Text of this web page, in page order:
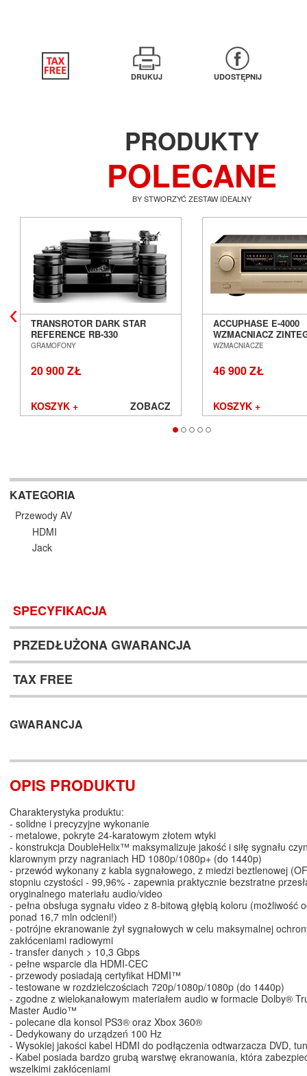
DRUKUJ UDOSTĘPNIJ
PRODUKTY
POLECANE
BY STWORZYĆ ZESTAW IDEALNY
TRANSROTOR DARK STAR
REFERENCE RB-330
GRAMOFON ANALOGOWY
GRAMOFONY
20 900 ZŁ
KOSZYK + ZOBACZ
ACCUPHASE E-4000
WZMACNIACZ
SALON POZNAŃ
WZMACNIACZE
46 900 ZŁ
KOSZYK +
KATEGORIA
Przewody AV
HDMI
Jack
SPECYFIKACJA
PRZEDŁUŻONA GWARANCJA
TAX FREE
GWARANCJA
OPIS PRODUKTU
Charakterystyka produktu:
- solidne i precyzyjne wykonanie
- metalowe, pokryte 24-karatowym złotem wtyki
- konstrukcja DoubleHelix™ maksymalizuje jakość i siłę sygnału
klarownym przy nagraniach HD 1080p/1080p+ (do 1440p)
- przewód wykonany z kabla sygnałowego, z miedzi beztlenowej
stopniu czystości - 99,96% - zapewnia praktycznie bezstratne
oryginalnego materiału audio/video
- pełna obsługa sygnału video z 8-bitową głębią koloru (możliwość
ponad 16,7 mln odcieni!)
- potrójne ekranowanie żył sygnałowych w celu maksymalnej
zakłóceniami radiowymi
- transfer danych > 10,3 Gbps
- pełne wsparcie dla HDMI-CEC
- przewody posiadają certyfikat HDMI™
- testowane w rozdzielczościach 720p/1080p/1080p (do 1440p)
- zgodne z wielokanałowym materiałem audio w formacie Dolby®
Master Audio™
- polecane dla konsol PS3® oraz Xbox 360®
- Dedykowany do urządzeń 100 Hz
- Wysokiej jakości kabel HDMI do podłączenia odtwarzacza DVD,
- Kabel posiada bardzo grubą warstwę ekranowania, która
wszelkimi zakłóceniami